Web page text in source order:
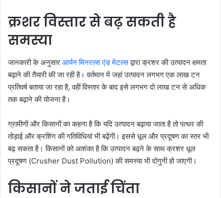
क्रशर विस्तार से बढ़ सकती है
समस्या
जानकारी के अनुसार आर्यन मिनरल्स एंड मेटल्सद्वारा क्रशर की उत्पादन क्षमता
बढ़ाने की तैयारी की जा रही है। वर्तमान में जहां उत्पादन लगभग एक लाख टन
प्रतिवर्ष बताया जा रहा है, वहीं विस्तार के बाद इसे लगभग दो लाख टन से अधिक
तक बढ़ाने की योजना है।
ग्रामीणों और किसानों का कहना है कि यदि उत्पादन बढ़ाया जाता है तो पत्थर की
तोड़ाई और क्रशिंग की गतिविधियां भी बढ़ेंगी। इससे धूल और प्रदूषण का स्तर भी
बढ़ सकता है। किसानों को आशंका है कि उत्पादन बढ़ने के साथ क्रशर धूल
प्रदूषण (Crusher Dust Pollution) की समस्या भी दोगुनी हो जाएगी।
किसानों ने जताई चिंता